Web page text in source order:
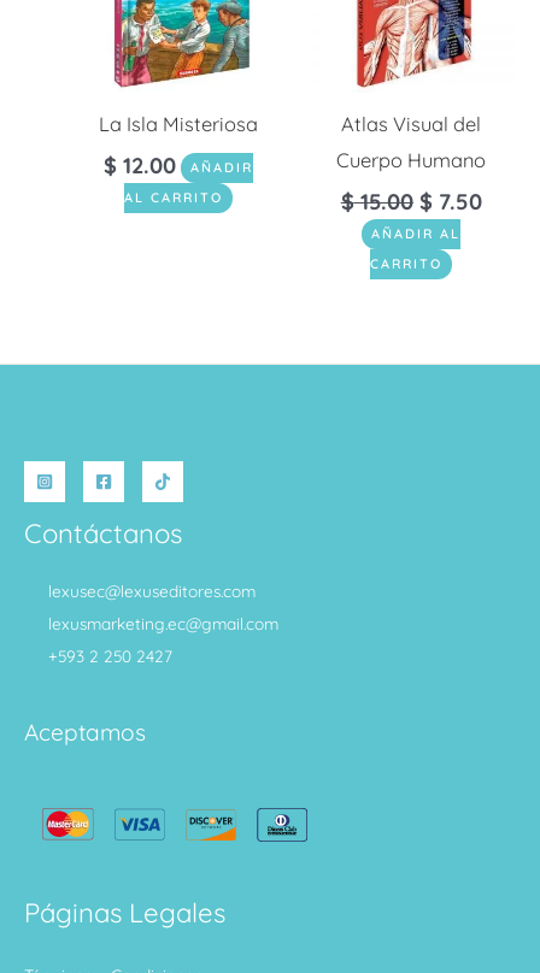
La Isla Misteriosa
$ 12.00
AÑADIR
AL CARRITO
Atlas Visual del
Cuerpo Humano
$15.00 $ 7.50
AÑADIR AL
CARRITO
Contáctanos
lexusec@lexuseditores.com
lexusmarketing.ec@gmail.com
+593 2 250 2427
Aceptamos
Páginas Legales